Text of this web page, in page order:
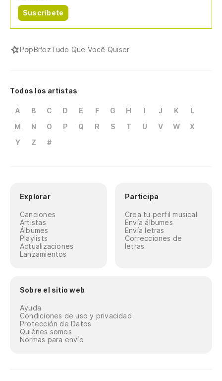
Suscríbete
PopBr'ozTudo Que Você Quiser
Todos los artistas
A B C D E F G H I J K
L
M
N O P Q R S T U V W
X
Y
Z #
Explorar
Canciones
Artistas
Álbumes
Playlists
Actualizaciones
Lanzamientos
Participa
Crea tu perfil musical
Envía álbumes
Envía letras
Correcciones de
letras
Sobre el sitio web
Ayuda
Condiciones de uso y privacidad
Protección de Datos
Quiénes somos
Normas para envío